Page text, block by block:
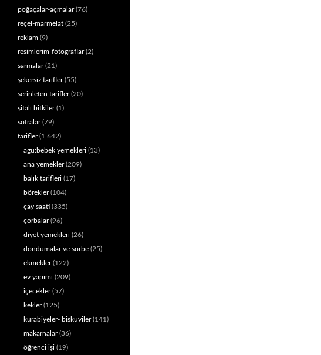
poğaçalar-açmalar(76)
reçel-marmelat (25)
reklam (9)
resimlerim-fotograflar(2)
sarmalar(21)
şekersiz tarifler(55)
serinleten tarifler(20)
şifalı bitkiler(1)
sofralar(79)
tarifler(1.642)
agu:bebek yemekleri (13)
ana yemekler(209)
balık tarifleri (17)
börekler(104)
çay saati (335)
çorbalar(96)
diyet yemekleri (26)
dondumalar ve sorbe (25)
ekmekler(122)
ev yapımı (209)
içecekler(57)
kekler(125)
kurabiyeler- bisküviler(141)
makarnalar(36)
öğrenci işi (19)